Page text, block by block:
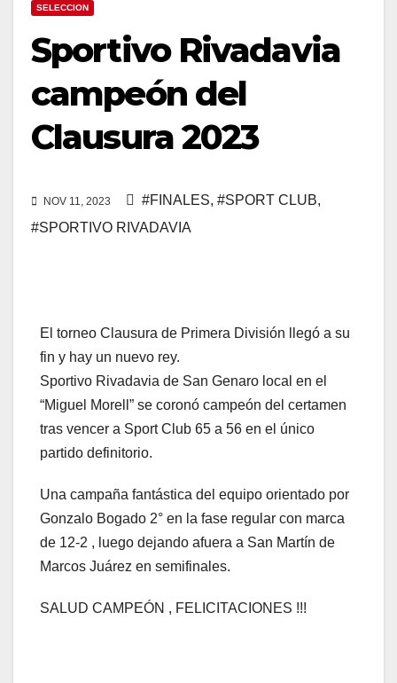
SELECCION
Sportivo Rivadavia
campeón del
Clausura 2023
NOV 11, 2023 #FINALES, #SPORT CLUB,
#SPORTIVO RIVADAVIA
El torneo Clausura de Primera División llegó a su
fin y hay un nuevo rey.
Sportivo Rivadavia de San Genaro local en el
“Miguel Morell” se coronó campeón del certamen
tras vencer a Sport Club 65 a 56 en el único
partido definitorio.
Una campaña fantástica del equipo orientado por
Gonzalo Bogado 2° en la fase regular con marca
de 12-2 , luego dejando afuera a San Martín de
Marcos Juárez en semifinales.
SALUD CAMPEÓN , FELICITACIONES !!!